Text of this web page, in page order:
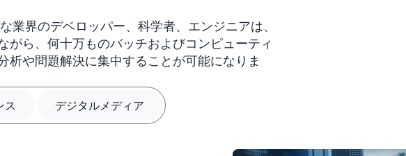
業界のデベロッパー、科学者、エンジニアは、
がら、何十万ものバッチおよびコンピューティ
析や問題解決に集中することが可能になりま
ス デジタルメディア